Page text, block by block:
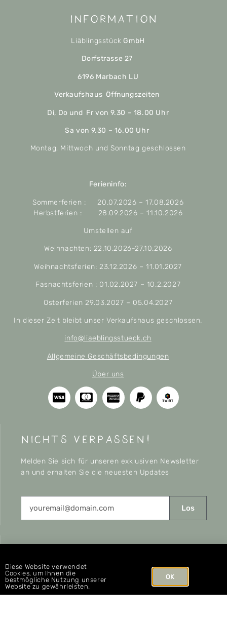
Information
Liäblingsstück GmbH
Dorfstrasse 27
6196 Marbach LU
Verkaufshaus Öffnungszeiten
Di, Do und Fr von 9.30 – 18.00 Uhr
Sa von 9.30 – 16.00 Uhr
Montag, Mittwoch und Sonntag geschlossen
Ferieninfo:
Sommerferien : 20.07.2026 – 17.08.2026
Herbstferien : 28.09.2026 – 11.10.2026
Umstellen auf
Weihnachten: 22.10.2026-27.10.2026
Weihnachtsferien: 23.12.2026 – 11.01.2027
Fasnachtsferien : 01.02.2027 – 10.2.2027
Osterferien 29.03.2027 – 05.04.2027
In dieser Zeit bleibt unser Verkaufshaus geschlossen.
info@liaeblingsstueck.ch
Allgemeine Geschäftsbedingungen
Über uns
nichts verpassen!
Melden Sie sich für unseren exklusiven Newsletter
an und erhalten Sie die neuesten Updates
Los
CONNECT
Diese Website verwendet
Cookies, um Ihnen die
bestmögliche Nutzung unserer
Website zu gewährleisten.
OK